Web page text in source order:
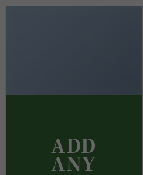
ADD
ANY